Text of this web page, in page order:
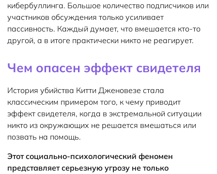
кибербуллинга. Большое количество подписчиков или
участников обсуждения только усиливает
пассивность. Каждый думает, что вмешается кто-то
другой, а в итоге практически никто не реагирует.
Чем опасен эффект свидетеля
История убийства Китти Дженовезе стала
классическим примером того, к чему приводит
эффект свидетеля, когда в экстремальной ситуации
никто из окружающих не решается вмешаться или
позвать на помощь.
Этот социально-психологический феномен
представляет серьезную угрозу не только